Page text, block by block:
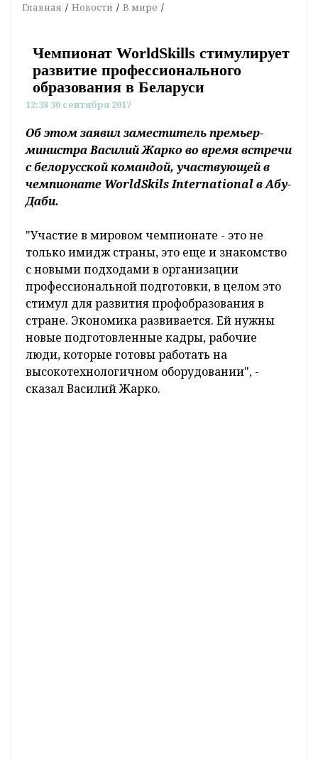
Главная Новости В мире
Чемпионат WorldSkills стимулирует
развитие профессионального
образования в Беларуси
12:38 30 сентября 2017
Об этом заявил заместитель премьер-
министра Василий Жарко во время встречи
с белорусской командой, участвующей в
чемпионате WorldSkils International в Абу-
Даби.
"Участие в мировом чемпионате - это не
только имидж страны, это еще и знакомство
с новыми подходами в организации
профессиональной подготовки, в целом это
стимул для развития профобразования в
стране. Экономика развивается. Ей нужны
новые подготовленные кадры, рабочие
люди, которые готовы работать на
высокотехнологичном оборудовании", -
сказал Василий Жарко.